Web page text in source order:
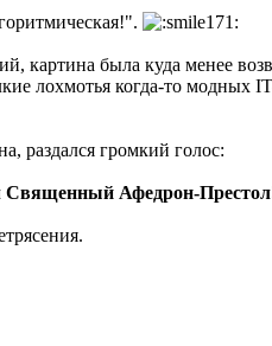
картина была куда менее
лохмотья когда-то модных
раздался громкий голос:
Священный Афедрон-